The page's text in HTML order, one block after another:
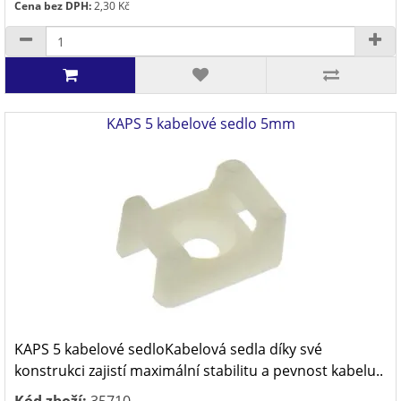
Cena bez DPH:2,30 Kč
KAPS 5 kabelové sedlo 5mm
KAPS 5 kabelové sedloKabelová sedla díky své
konstrukci zajistí maximální stabilitu a pevnost kabelu..